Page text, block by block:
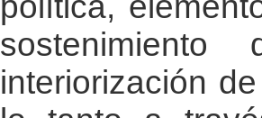
interiorización